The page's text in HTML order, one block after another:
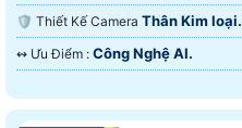
🛡 Thiết Kế Camera Thân Kim loại.
️↭ Ưu Điểm : Công Nghệ AI.